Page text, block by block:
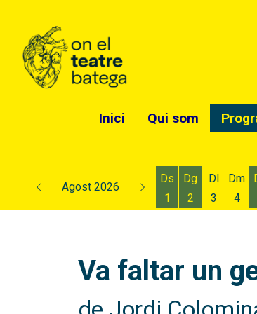
Inici Qui som
Agost 2026
Ds
1
Dg
2
Dl
3
Dm
4
Va faltar un